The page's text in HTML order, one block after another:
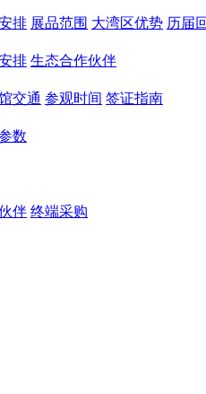
排 展品范围 大湾区优势 历届
排 生态合作伙伴
交通 参观时间 签证指南
数
伴 终端采购